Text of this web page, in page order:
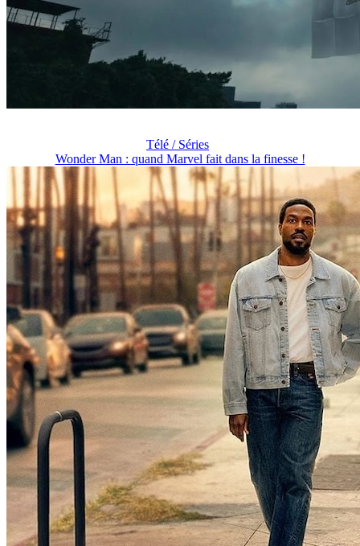
Télé / Séries
Wonder Man : quand Marvel fait dans la finesse !